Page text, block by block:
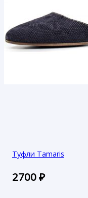
Туфли Tamaris
2700₽